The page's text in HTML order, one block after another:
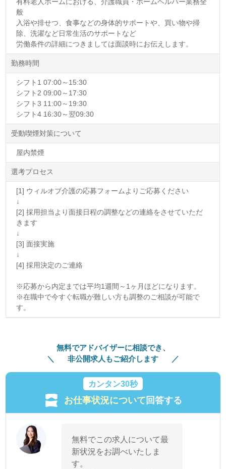
般
入浴や排せつ、食事などの身体的サポートや、買い物や掃
除、洗濯など日常生活のサポートなど
労働条件の詳細につきましては面談時にお伝えします。
勤務時間
シフト1 07:00～15:30
シフト2 09:00～17:30
シフト3 11:00～19:30
シフト4 16:30～翌09:30
受動喫煙対策について
屋内禁煙
選考プロセス
[1] ウィルオブ介護の応募フォームよりご応募ください
↓
[2] 採用担当より面接日程の調整などの連絡をさせていただ
きます
↓
[3] 面接実施
↓
[4] 採用決定のご連絡
※応募から内定までは平均1週間～1ヶ月ほどになります。
※在職中で今すぐ転職が難しい方も調整のご相談が可能で
す。
無料でアドバイザーに相談でき、
非公開求人もご紹介します
カンタン30秒
お仕事状況について回答する
無料でこの求人について最
新状況をお調べいたしま
す。